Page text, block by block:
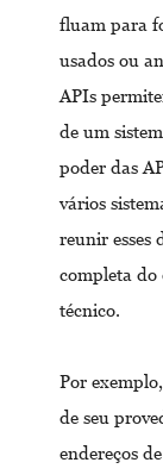
fluam para
usados ​​ou
APIs
de um
poder das
vários
reunir esses
completa do
técnico.
Por
de seu
endereços